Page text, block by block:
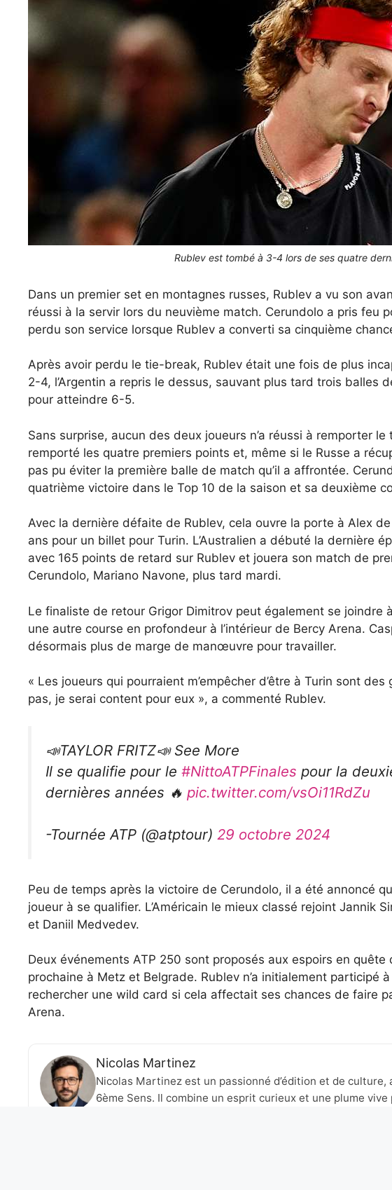
Rublev est tombé à 3-4 lors de ses quatre
Dans un premier set en montagnes russes, Rublev a vu son
réussi à la servir lors du neuvième match. Cerundolo a pris feu
perdu son service lorsque Rublev a converti sa cinquième
Après avoir perdu le tie-break, Rublev était une fois de plus
2-4, l’Argentin a repris le dessus, sauvant plus tard trois balles
pour atteindre 6-5.
Sans surprise, aucun des deux joueurs n’a réussi à remporter
remporté les quatre premiers points et, même si le Russe a
pas pu éviter la première balle de match qu’il a affrontée.
quatrième victoire dans le Top 10 de la saison et sa deuxième
Avec la dernière défaite de Rublev, cela ouvre la porte à Alex
ans pour un billet pour Turin. L’Australien a débuté la dernière
avec 165 points de retard sur Rublev et jouera son match de
Cerundolo, Mariano Navone, plus tard mardi.
Le finaliste de retour Grigor Dimitrov peut également se joindre
une autre course en profondeur à l’intérieur de Bercy Arena.
désormais plus de marge de manœuvre pour travailler.
« Les joueurs qui pourraient m’empêcher d’être à Turin sont
pas, je serai content pour eux », a commenté Rublev.
📣TAYLOR FRITZ📣 See More
Il se qualifie pour le #NittoATPFinales pour la
dernières années 🔥 pic.twitter.com/vsOi11RdZu
-Tournée ATP (@atptour) 29 octobre 2024
Peu de temps après la victoire de Cerundolo, il a été annoncé
joueur à se qualifier. L’Américain le mieux classé rejoint Jannik
et Daniil Medvedev.
Deux événements ATP 250 sont proposés aux espoirs en
prochaine à Metz et Belgrade. Rublev n’a initialement participé
rechercher une wild card si cela affectait ses chances de faire
Arena.
Nicolas Martinez
Nicolas Martinez est un passionné d’édition et de
6ème Sens. Il combine un esprit curieux et une plume